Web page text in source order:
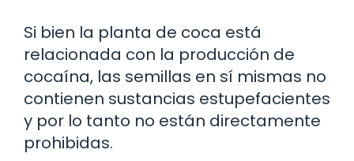
Si bien la planta de coca está
relacionada con la producción de
cocaína, las semillas en sí mismas no
contienen sustancias estupefacientes
y por lo tanto no están directamente
prohibidas.